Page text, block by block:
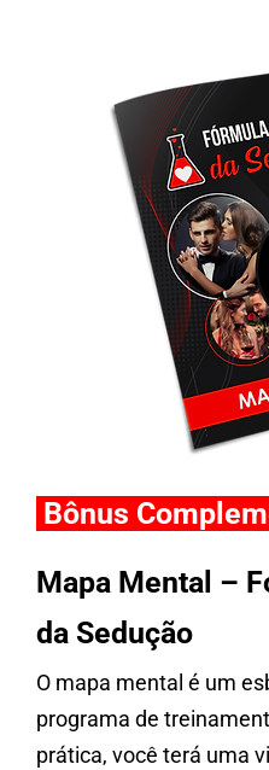
Bônus
Mapa Mental –
da Sedução
O mapa mental é um
programa de
prática, você terá uma